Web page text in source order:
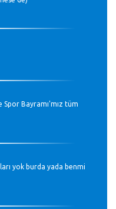
Spor Bayramı'mız tüm
yok burda yada benmi